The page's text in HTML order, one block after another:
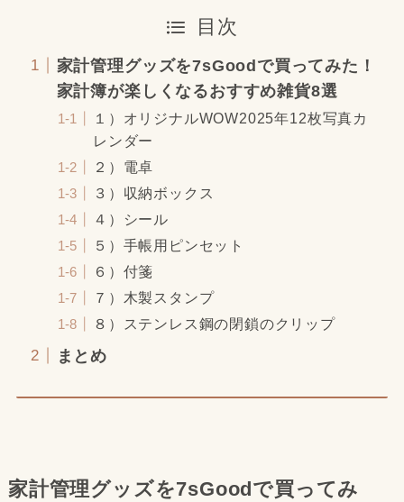
目次
家計管理グッズを7sGoodで買ってみた！
家計簿が楽しくなるおすすめ雑貨8選
１）オリジナルWOW2025年12枚写真カ
レンダー
２）電卓
３）収納ボックス
４）シール
５）手帳用ピンセット
６）付箋
７）木製スタンプ
８）ステンレス鋼の閉鎖のクリップ
まとめ
家計管理グッズを7sGoodで買ってみ